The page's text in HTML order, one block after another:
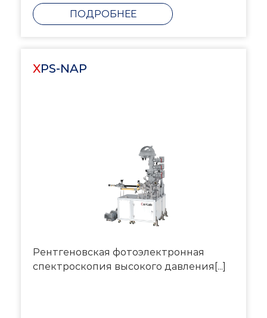
ПОДРОБНЕЕ
XPS-NAP
Рентгеновская фотоэлектронная
спектроскопия высокого давления[...]